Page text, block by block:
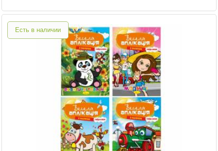
Есть в наличии